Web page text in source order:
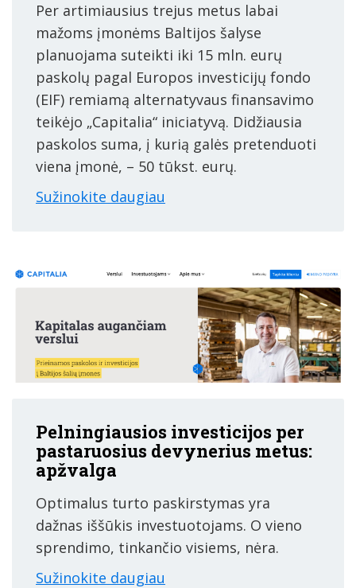
Per artimiausius trejus metus labai
mažoms įmonėms Baltijos šalyse
planuojama suteikti iki 15 mln. eurų
paskolų pagal Europos investicijų fondo
(EIF) remiamą alternatyvaus finansavimo
teikėjo „Capitalia“ iniciatyvą. Didžiausia
paskolos suma, į kurią galės pretenduoti
viena įmonė, – 50 tūkst. eurų.
Sužinokite daugiau
Pelningiausios investicijos per
pastaruosius devynerius metus:
apžvalga
Optimalus turto paskirstymas yra
dažnas iššūkis investuotojams. O vieno
sprendimo, tinkančio visiems, nėra.
Sužinokite daugiau